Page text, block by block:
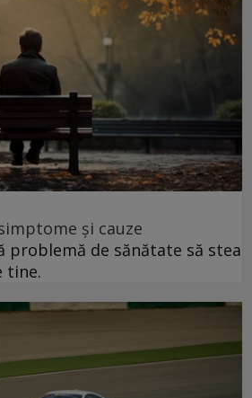
și cauze
problemă de sănătate să stea
tine.